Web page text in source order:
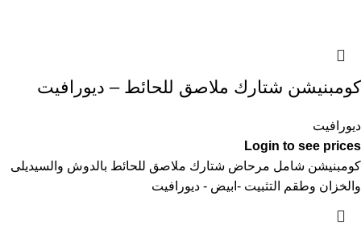
كومبنيشن شتارك ملاصق للحائط – ديورافيت
ديورافيت
Login to see prices
كومبنيشن شامل مرحاض شتارك ملاصق للحائط بالدوش والسيديلى
والخزان وطقم التثبيت -ابيض - ديورافيت